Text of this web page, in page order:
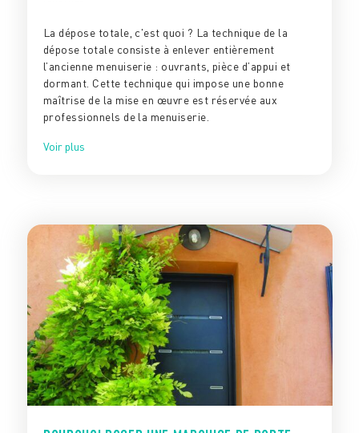
La dépose totale, c'est quoi ? La technique de la
dépose totale consiste à enlever entièrement
l’ancienne menuiserie : ouvrants, pièce d’appui et
dormant. Cette technique qui impose une bonne
maîtrise de la mise en œuvre est réservée aux
professionnels de la menuiserie.
Voir plus